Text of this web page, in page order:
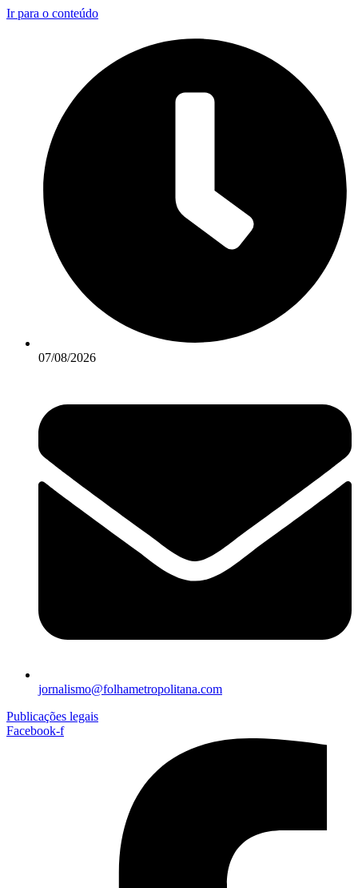
Ir para o conteúdo
07/08/2026
jornalismo@folhametropolitana.com
Publicações legais
Facebook-f